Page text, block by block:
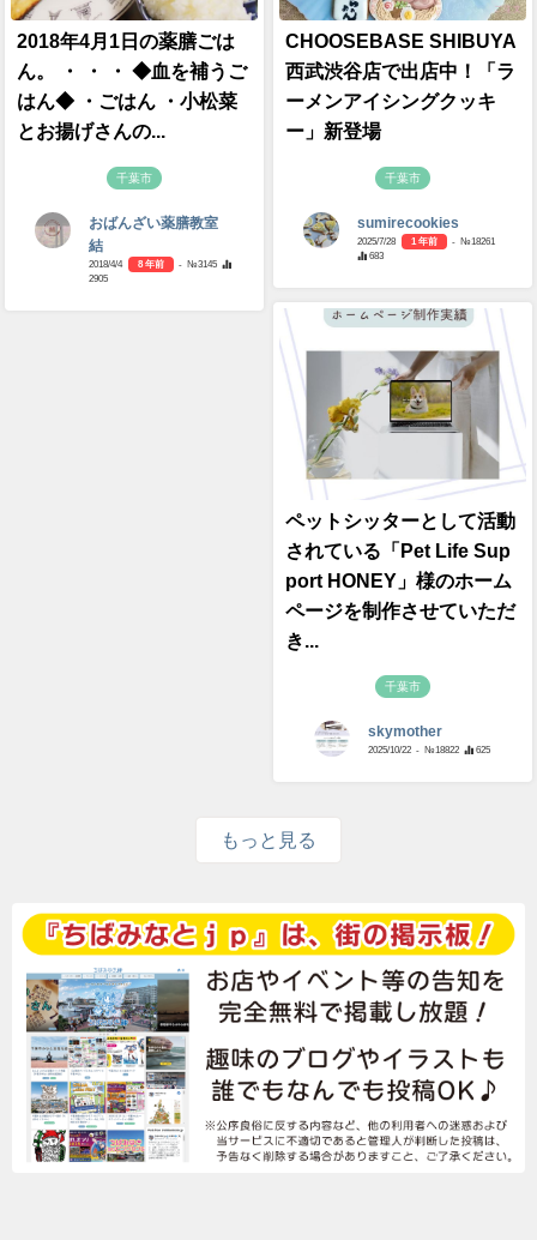
2018年4月1日の薬膳ごは
ん。 ・ ・ ・ ◆血を補うご
はん◆ ・ごはん ・小松菜
とお揚げさんの...
千葉市
おばんざい薬膳教室
結
2018/4/4 8 年前
- №3145
2905
CHOOSEBASE SHIBUYA
西武渋谷店で出店中！「ラ
ーメンアイシングクッキ
ー」新登場
千葉市
sumirecookies
2025/7/28 1 年前
- №18261
683
ペットシッターとして活動
されている「Pet Life Sup
port HONEY」様のホーム
ページを制作させていただ
き...
千葉市
skymother
2025/10/22 - №18822 625
もっと見る